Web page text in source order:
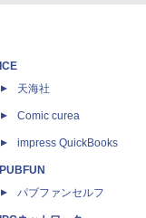
ICE
天海社
Comic curea
impress QuickBooks
PUBFUN
パブファンセルフ